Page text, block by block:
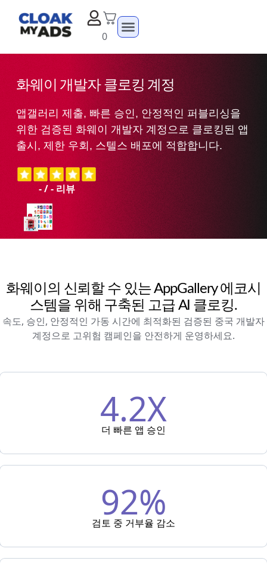
0
화웨이 개발자 클로킹 계정
앱갤러리 제출, 빠른 승인, 안정적인 퍼블리싱을
위한 검증된 화웨이 개발자 계정으로 클로킹된 앱
출시, 제한 우회, 스텔스 배포에 적합합니다.
-/-리뷰
화웨이의 신뢰할 수 있는 AppGallery 에코시
스템을 위해 구축된 고급 AI 클로킹.
속도, 승인, 안정적인 가동 시간에 최적화된 검증된 중국 개발자
계정으로 고위험 캠페인을 안전하게 운영하세요.
4.2X
더 빠른 앱 승인
92%
검토 중 거부율 감소